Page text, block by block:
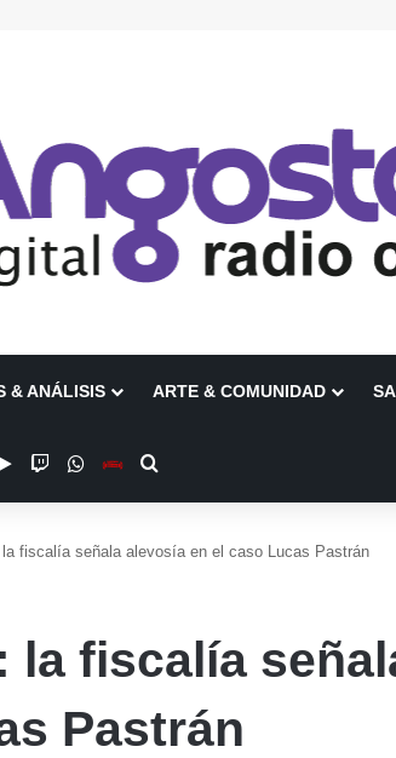
& ANÁLISIS ARTE & COMUNIDAD
Google Play
TwitchWhatsAppEscuchanos en Vivo
fiscalía señala alevosía en el caso Lucas Pastrán
la fiscalía
Pastrán